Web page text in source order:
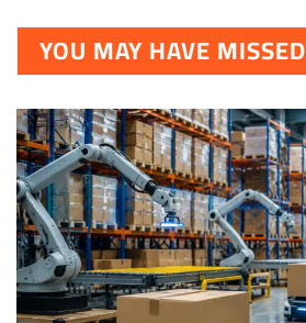
YOU MAY HAVE MISSED